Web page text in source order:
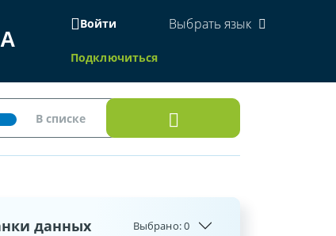
Войти
Подключиться
Выбрать язык
данных Выбрано:0